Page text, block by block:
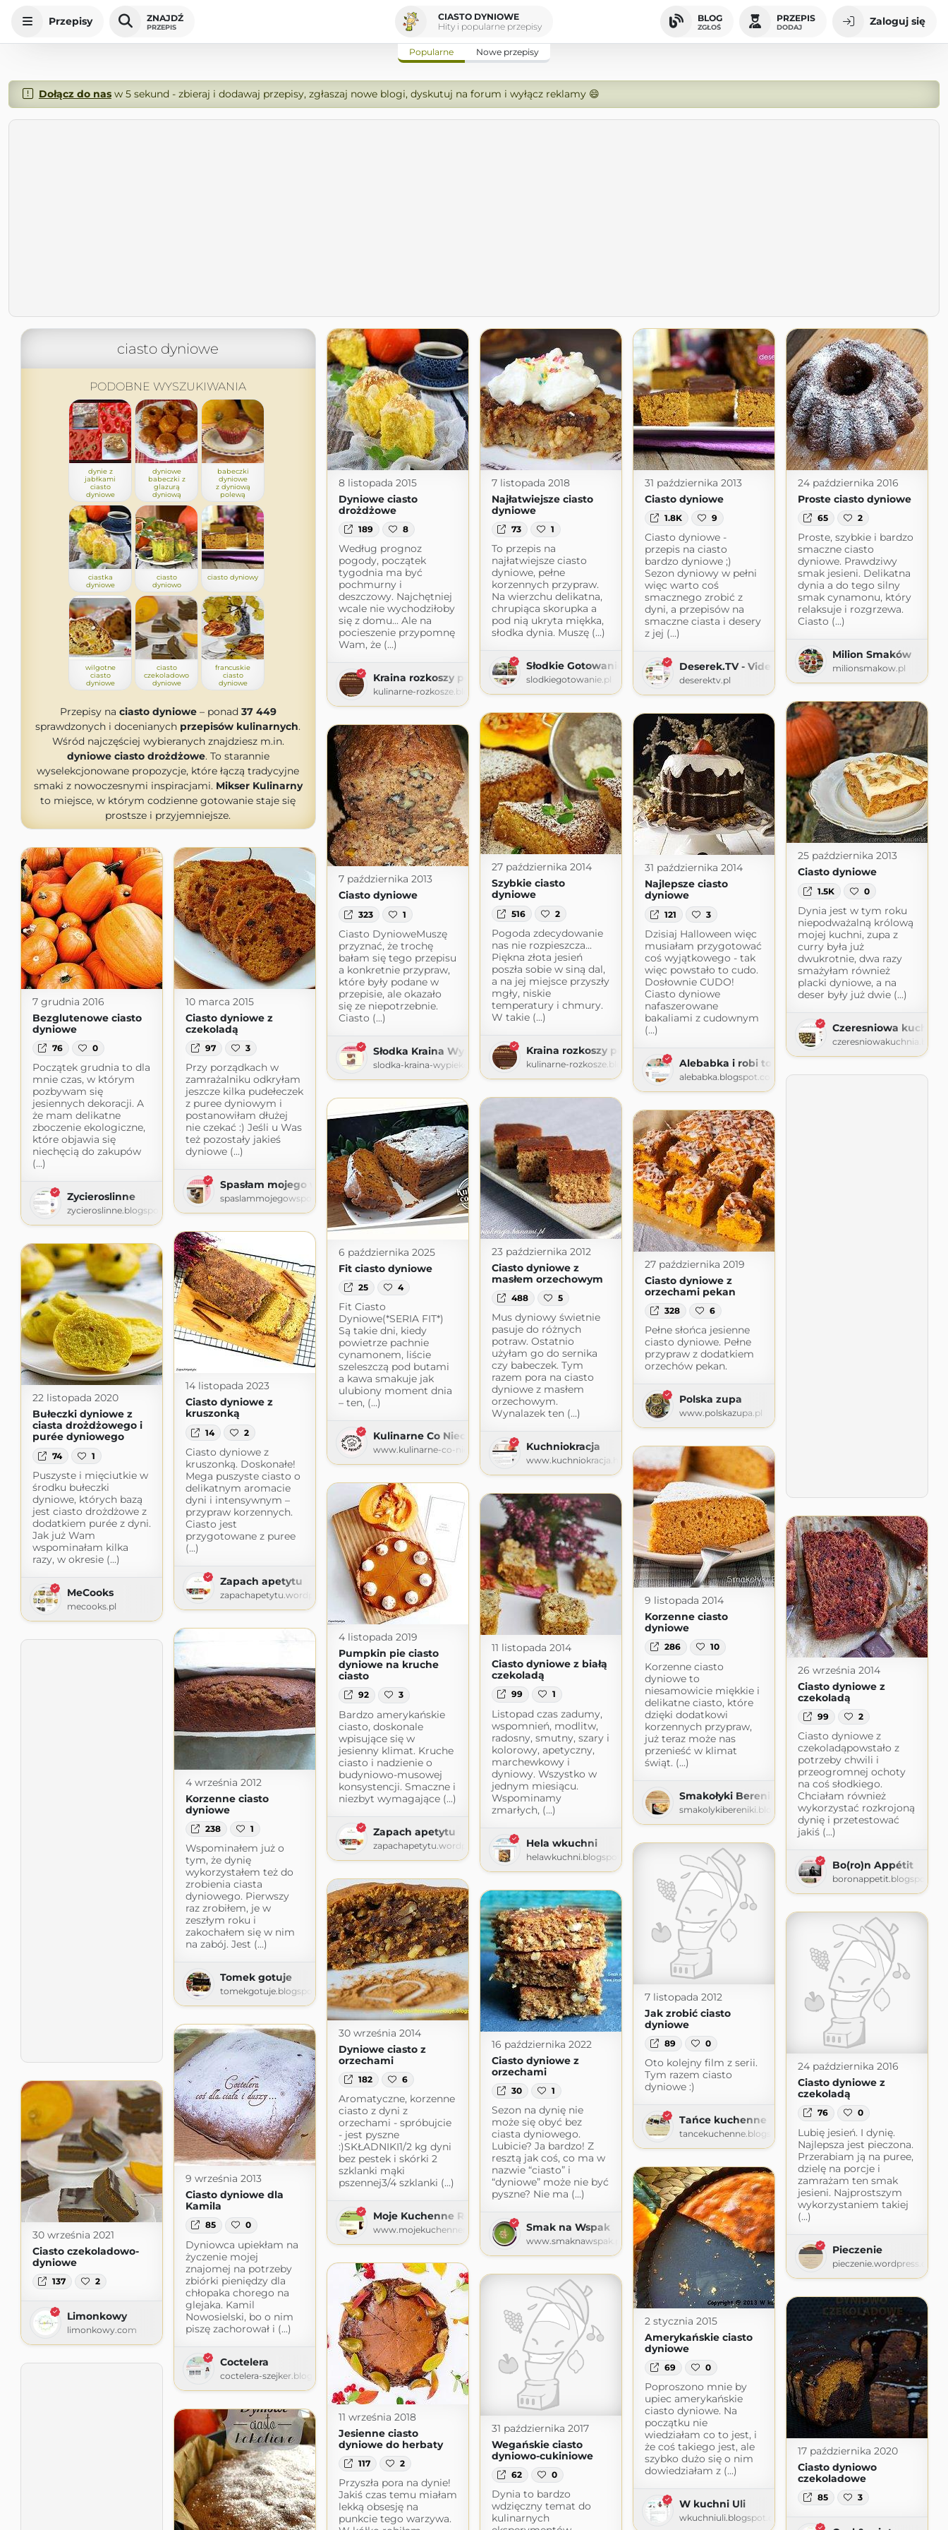
Przepisy ZNAJDŹ
PRZEPIS
CIASTO DYNIOWE
Hity i popularne przepisy
BLOG
ZGŁOŚ
PRZEPIS
DODAJ Zaloguj się
Popularne Nowe przepisy
Dołącz do nasw 5 sekund - zbieraj i dodawaj przepisy, zgłaszaj nowe blogi, dyskutuj na forum i wyłącz reklamy 😄
ciasto dyniowe
PODOBNE WYSZUKIWANIA
dynie z
jabłkami
ciasto
dyniowe
dyniowe
babeczki z
glazurą
dyniową
babeczki
dyniowe
z dyniową
polewą
ciastka
dyniowe
ciasto
dyniowo
ciasto dyniowy
wilgotne
ciasto
dyniowe
ciasto
czekoladowo
dyniowe
francuskie
ciasto
dyniowe
Przepisy na ciasto dyniowe– ponad 37 449
sprawdzonych i docenianych przepisów kulinarnych.
Wśród najczęściej wybieranych znajdziesz m.in.
dyniowe ciasto drożdżowe. To starannie
wyselekcjonowane propozycje, które łączą tradycyjne
smaki z nowoczesnymi inspiracjami. Mikser Kulinarny
to miejsce, w którym codzienne gotowanie staje się
prostsze i przyjemniejsze.
8 listopada 2015
Dyniowe ciasto
drożdżowe
189 8
Według prognoz
pogody, początek
tygodnia ma być
pochmurny i
deszczowy. Najchętniej
wcale nie wychodziłoby
się z domu... Ale na
pocieszenie przypomnę
Wam, że (...)
Kraina rozkoszy podniebienia
kulinarne-rozkosze.blogspot.com
7 listopada 2018
Najłatwiejsze ciasto
dyniowe
73 1
To przepis na
najłatwiejsze ciasto
dyniowe, pełne
korzennych przypraw.
Na wierzchu delikatna,
chrupiąca skorupka a
pod nią ukryta miękka,
słodka dynia. Muszę (...)
Słodkie Gotowanie
slodkiegotowanie.pl
31 października 2013
Ciasto dyniowe
1.8K 9
Ciasto dyniowe -
przepis na ciasto
bardzo dyniowe ;)
Sezon dyniowy w pełni
więc warto coś
smacznego zrobić z
dyni, a przepisów na
smaczne ciasta i desery
z jej (...)
Deserek.TV - Video przepisy
deserektv.pl
24 października 2016
Proste ciasto dyniowe
65 2
Proste, szybkie i bardzo
smaczne ciasto
dyniowe. Prawdziwy
smak jesieni. Delikatna
dynia a do tego silny
smak cynamonu, który
relaksuje i rozgrzewa.
Ciasto (...)
Milion Smaków
milionsmakow.pl
25 października 2013
Ciasto dyniowe
1.5K 0
Dynia jest w tym roku
niepodważalną królową
mojej kuchni, zupa z
curry była już
dwukrotnie, dwa razy
smażyłam również
placki dyniowe, a na
deser były już dwie (...)
Czeresniowa kuchnia
27 października 2014
Szybkie ciasto
dyniowe
516 2
Pogoda zdecydowanie
nas nie rozpieszcza...
Piękna złota jesień
poszła sobie w siną dal,
a na jej miejsce przyszły
mgły, niskie
temperatury i chmury.
W takie (...)
Kraina rozkoszy podniebienia
kulinarne-rozkosze.blogspot.com
31 października 2014
Najlepsze ciasto
dyniowe
121 3
Dzisiaj Halloween więc
musiałam przygotować
coś wyjątkowego - tak
więc powstało to cudo.
Dosłownie CUDO!
Ciasto dyniowe
nafaszerowane
bakaliami z cudownym
(...)
Alebabka i robi to co lubi
alebabka.blogspot.com
7 października 2013
Ciasto dyniowe
323 1
Ciasto DynioweMuszę
przyznać, że trochę
bałam się tego przepisu
a konkretnie przypraw,
które były podane w
przepisie, ale okazało
się ze niepotrzebnie.
Ciasto (...)
Słodka Kraina Wypieków
slodka-kraina-wypiekow.blogspot.com
7 grudnia 2016
Bezglutenowe ciasto
dyniowe
76 0
Początek grudnia to dla
mnie czas, w którym
pozbywam się
jesiennych dekoracji. A
że mam delikatne
zboczenie ekologiczne,
które objawia się
niechęcią do zakupów
(...)
Zycieroslinne
zycieroslinne.blogspot.com
10 marca 2015
Ciasto dyniowe z
czekoladą
97 3
Przy porządkach w
zamrażalniku odkryłam
jeszcze kilka pudełeczek
z puree dyniowym i
postanowiłam dłużej
nie czekać :) Jeśli u Was
też pozostały jakieś
dyniowe (...)
Spasłam mojego współlokatora
spaslammojegowspollokatora.blogspot.com
23 października 2012
Ciasto dyniowe z
masłem orzechowym
488 5
Mus dyniowy świetnie
pasuje do różnych
potraw. Ostatnio
użyłam go do sernika
czy babeczek. Tym
razem pora na ciasto
dyniowe z masłem
orzechowym.
Wynalazek ten (...)
Kuchniokracja
www.kuchniokracja.hanami.pl
6 października 2025
Fit ciasto dyniowe
25 4
Fit Ciasto
Dyniowe(*SERIA FIT*)
Są takie dni, kiedy
powietrze pachnie
cynamonem, liście
szeleszczą pod butami
a kawa smakuje jak
ulubiony moment dnia
– ten, (...)
Kulinarne Co Nieco
www.kulinarne-co-nieco.pl
27 października 2019
Ciasto dyniowe z
orzechami pekan
328 6
Pełne słońca jesienne
ciasto dyniowe. Pełne
przypraw z dodatkiem
orzechów pekan.
Polska zupa
www.polskazupa.pl
14 listopada 2023
Ciasto dyniowe z
kruszonką
14 2
Ciasto dyniowe z
kruszonką. Doskonałe!
Mega puszyste ciasto o
delikatnym aromacie
dyni i intensywnym –
przypraw korzennych.
Ciasto jest
przygotowane z puree
(...)
Zapach apetytu
zapachapetytu.wordpress.com
22 listopada 2020
Bułeczki dyniowe z
ciasta drożdżowego i
purée dyniowego
74 1
Puszyste i mięciutkie w
środku bułeczki
dyniowe, których bazą
jest ciasto drożdżowe z
dodatkiem purée z dyni.
Jak już Wam
wspominałam kilka
razy, w okresie (...)
MeCooks
mecooks.pl
9 listopada 2014
Korzenne ciasto
dyniowe
286 10
Korzenne ciasto
dyniowe to
niesamowicie miękkie i
delikatne ciasto, które
dzięki dodatkowi
korzennych przypraw,
już teraz może nas
przenieść w klimat
świąt. (...)
Smakołyki Bereniki
smakolykibereniki.blogspot.com
4 listopada 2019
Pumpkin pie ciasto
dyniowe na kruche
ciasto
92 3
Bardzo amerykańskie
ciasto, doskonale
wpisujące się w
jesienny klimat. Kruche
ciasto i nadzienie o
budyniowo-musowej
konsystencji. Smaczne i
niezbyt wymagające (...)
Zapach apetytu
zapachapetytu.wordpress.com
11 listopada 2014
Ciasto dyniowe z białą
czekoladą
99 1
Listopad czas zadumy,
wspomnień, modlitw,
radosny, smutny, szary i
kolorowy, apetyczny,
marchewkowy i
dyniowy. Wszystko w
jednym miesiącu.
Wspominamy
zmarłych, (...)
Hela wkuchni
helawkuchni.blogspot.com
26 września 2014
Ciasto dyniowe z
czekoladą
99 2
Ciasto dyniowe z
czekoladąpowstało z
potrzeby chwili i
przeogromnej ochoty
na coś słodkiego.
Chciałam również
wykorzystać rozkrojoną
dynię i przetestować
jakiś (...)
Bo(ro)n Appétit
4 września 2012
Korzenne ciasto
dyniowe
238 1
Wspominałem już o
tym, że dynię
wykorzystałem też do
zrobienia ciasta
dyniowego. Pierwszy
raz zrobiłem, je w
zeszłym roku i
zakochałem się w nim
na zabój. Jest (...)
Tomek gotuje
tomekgotuje.blogspot.com
7 listopada 2012
Jak zrobić ciasto
dyniowe
89 0
Oto kolejny film z serii.
Tym razem ciasto
dyniowe :)
Tańce kuchenne
tancekuchenne.blogspot.com
30 września 2014
Dyniowe ciasto z
orzechami
182 6
Aromatyczne, korzenne
ciasto z dyni z
orzechami - spróbujcie
- jest pyszne
:)SKŁADNIKI1/2 kg dyni
bez pestek i skórki 2
szklanki mąki
pszennej3/4 szklanki (...)
Moje Kuchenne Rewelacje
www.mojekuchennerewelacje.pl
16 października 2022
Ciasto dyniowe z
orzechami
30 1
Sezon na dynię nie
może się obyć bez
ciasta dyniowego.
Lubicie? Ja bardzo! Z
resztą jak coś, co ma w
nazwie “ciasto” i
“dyniowe” może nie być
pyszne? Nie ma (...)
Smak na Wspak
www.smaknawspak.pl
24 października 2016
Ciasto dyniowe z
czekoladą
76 0
Lubię jesień. I dynię.
Najlepsza jest pieczona.
Przerabiam ją na puree,
dzielę na porcje i
zamrażam ten smak
jesieni. Najprostszym
wykorzystaniem takiej
(...)
Pieczenie
pieczenie.wordpress.com
9 września 2013
Ciasto dyniowe dla
Kamila
85 0
Dyniowca upiekłam na
życzenie mojej
znajomej na potrzeby
zbiórki pieniędzy dla
chłopaka chorego na
glejaka. Kamil
Nowosielski, bo o nim
piszę zachorował i (...)
Coctelera
coctelera-szejker.blogspot.com
30 września 2021
Ciasto czekoladowo-
dyniowe
137 2
Limonkowy
limonkowy.com
2 stycznia 2015
Amerykańskie ciasto
dyniowe
69 0
Poproszono mnie by
upiec amerykańskie
ciasto dyniowe. Na
początku nie
wiedziałam co to jest, i
że coś takiego jest, ale
szybko dużo się o nim
dowiedziałam z (...)
W kuchni Uli
wkuchniuli.blogspot.com
11 września 2018
Jesienne ciasto
dyniowe do herbaty
117 2
Przyszła pora na dynie!
Jakiś czas temu miałam
lekką obsesję na
punkcie tego warzywa.
31 października 2017
Wegańskie ciasto
dyniowo-cukiniowe
62 0
Dynia to bardzo
wdzięczny temat do
kulinarnych
17 października 2020
Ciasto dyniowo
czekoladowe
85 3